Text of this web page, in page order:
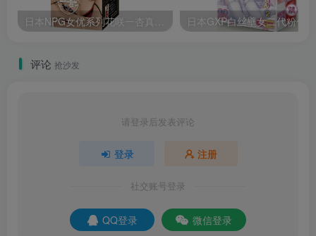
日本NPG女优系列花咲一杏真实倒模高刺激名器飞机杯测评报告
评论 抢沙发
请登录后发表评论
登录 注册
社交账号登录
QQ登录 微信登录